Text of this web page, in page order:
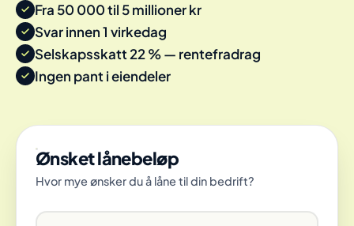
Fra 50 000 til 5 millioner kr
Svar innen 1 virkedag
Selskapsskatt 22 % — rentefradrag
Ingen pant i eiendeler
Ønsket lånebeløp
Hvor mye ønsker du å låne til din bedrift?